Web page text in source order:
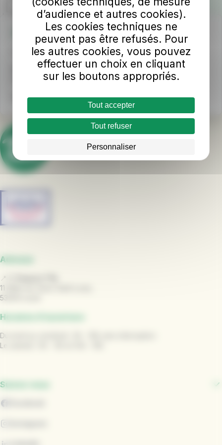
Une question ?
INFO TUL au 02 43 53 00 00
Horaires d'ouverture
Du lundi au samedi : 8h - 18h sans interruption
Nous écrire
Adresse
11 Allée du Vieux Saint Louis,
53000 Laval
Horaires d'ouverture
Du lundi au vendredi : 9h - 18h sans interruption
Le samedi : 9h - 12h et 14h - 18h
Suivez-nous
d’audience et autres cookies).
Les cookies techniques ne
peuvent pas être refusés. Pour
les autres cookies, vous pouvez
effectuer un choix en cliquant
sur les boutons appropriés.
Tout accepter
Tout refuser
Personnaliser